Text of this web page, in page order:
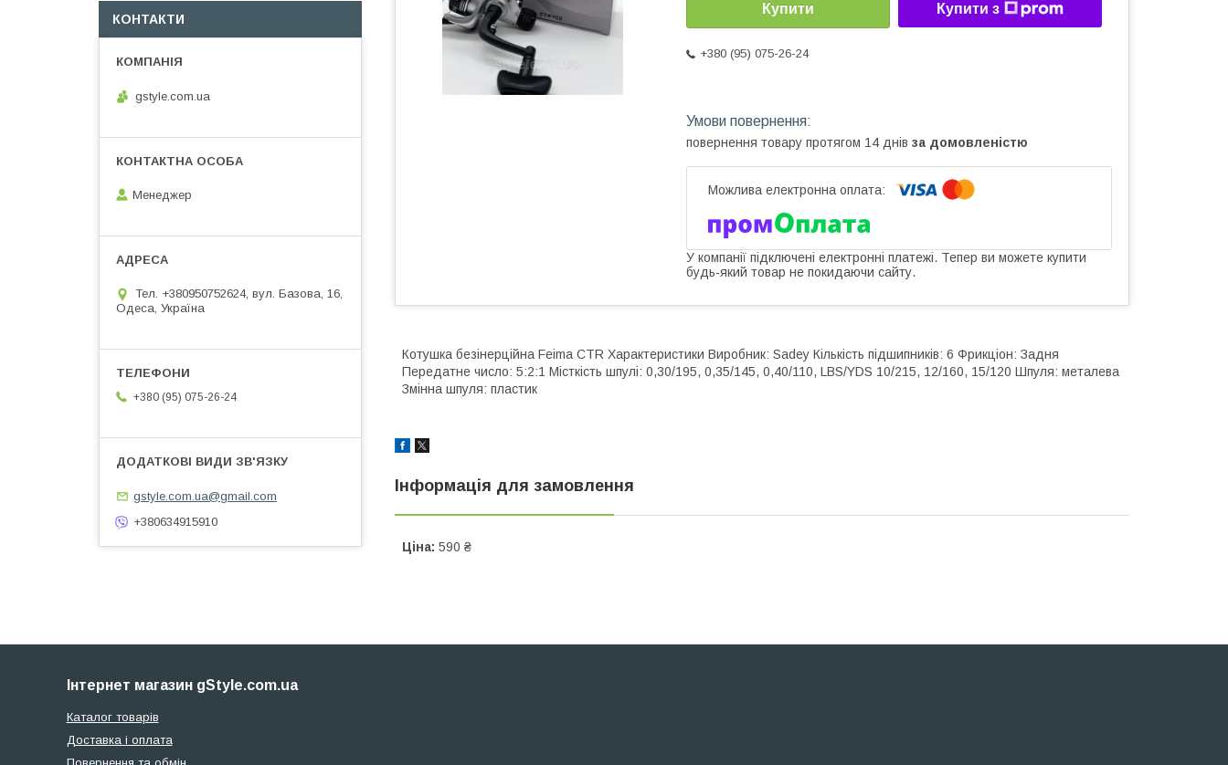
Купити Купити з
+380 (95) 075-26-24
повернення товару протягом 14 днів за домовленістю
У компанії підключені електронні платежі. Тепер ви можете купити
будь-який товар не покидаючи сайту.
Котушка безінерційна Feima CTR Характеристики Виробник: Sadeу Кількість підшипників: 6 Фрикціон: Задня
Передатне число: 5:2:1 Місткість шпулі: 0,30/195, 0,35/145, 0,40/110, LBS/YDS 10/215, 12/160, 15/120 Шпуля: металева
Змінна шпуля: пластик
Інформація для замовлення
Ціна: 590 ₴
КОНТАКТИ
gstyle.com.ua
Менеджер
Тел. +380950752624, вул. Базова, 16,
Одеса, Україна
+380 (95) 075-26-24
gstyle.com.ua@gmail.com
+380634915910
Інтернет магазин gStyle.com.ua
Каталог товарів
Доставка і оплата